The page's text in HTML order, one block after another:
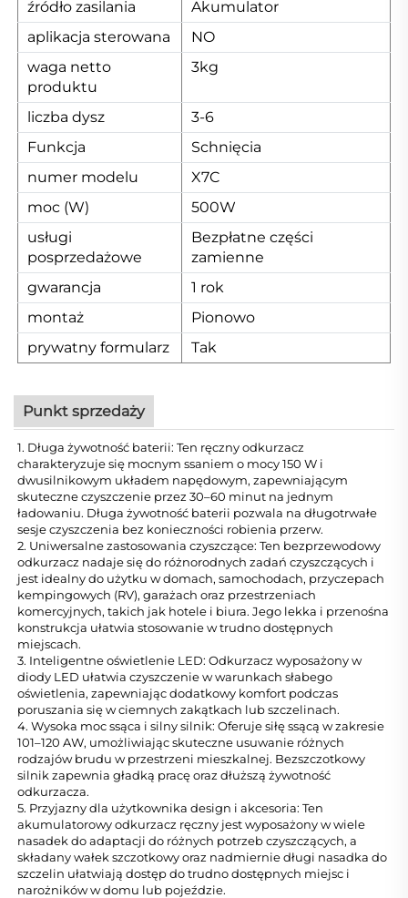
źródło zasilania
Akumulator
aplikacja sterowana
NO
waga netto
produktu
3kg
liczba dysz
3-6
Funkcja
Schnięcia
numer modelu
X7C
moc (W)
500W
usługi
posprzedażowe
Bezpłatne części
zamienne
gwarancja
1 rok
montaż
Pionowo
prywatny formularz
Tak
Punkt sprzedaży
1. Długa żywotność baterii: Ten ręczny odkurzacz
charakteryzuje się mocnym ssaniem o mocy 150 W i
dwusilnikowym układem napędowym, zapewniającym
skuteczne czyszczenie przez 30–60 minut na jednym
ładowaniu. Długa żywotność baterii pozwala na długotrwałe
sesje czyszczenia bez konieczności robienia przerw.
2. Uniwersalne zastosowania czyszczące: Ten bezprzewodowy
odkurzacz nadaje się do różnorodnych zadań czyszczących i
jest idealny do użytku w domach, samochodach, przyczepach
kempingowych (RV), garażach oraz przestrzeniach
komercyjnych, takich jak hotele i biura. Jego lekka i przenośna
konstrukcja ułatwia stosowanie w trudno dostępnych
miejscach.
3. Inteligentne oświetlenie LED: Odkurzacz wyposażony w
diody LED ułatwia czyszczenie w warunkach słabego
oświetlenia, zapewniając dodatkowy komfort podczas
poruszania się w ciemnych zakątkach lub szczelinach.
4. Wysoka moc ssąca i silny silnik: Oferuje siłę ssącą w zakresie
101–120 AW, umożliwiając skuteczne usuwanie różnych
rodzajów brudu w przestrzeni mieszkalnej. Bezszczotkowy
silnik zapewnia gładką pracę oraz dłuższą żywotność
odkurzacza.
5. Przyjazny dla użytkownika design i akcesoria: Ten
akumulatorowy odkurzacz ręczny jest wyposażony w wiele
nasadek do adaptacji do różnych potrzeb czyszczących, a
składany wałek szczotkowy oraz nadmiernie długi nasadka do
szczelin ułatwiają dostęp do trudno dostępnych miejsc i
narożników w domu lub pojeździe.